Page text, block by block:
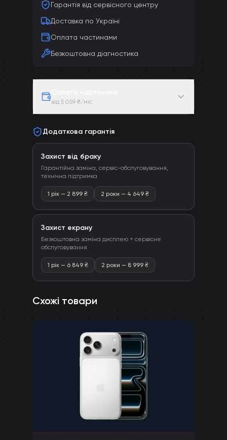
Гарантія від сервісного центру
Доставка по Україні
Оплата частинами
Безкоштовна діагностика
від 5 059 ₴/міс
Додаткова гарантія
Захист від браку
Гарантійна заміна, сервіс-обслуговування,
технічна підтримка
1 рік — 2 899 ₴ 2 роки — 4 649 ₴
Захист екрану
Безкоштовна заміна дисплею + сервісне
обслуговування
1 рік — 6 849 ₴ 2 роки — 8 999 ₴
Схожі товари